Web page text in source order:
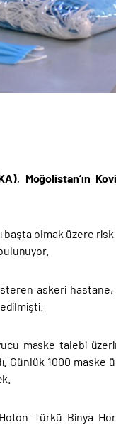
Moğolistan’ın
başta olmak üzere
askeri
maske talebi
Günlük 1000
Türkü Binya